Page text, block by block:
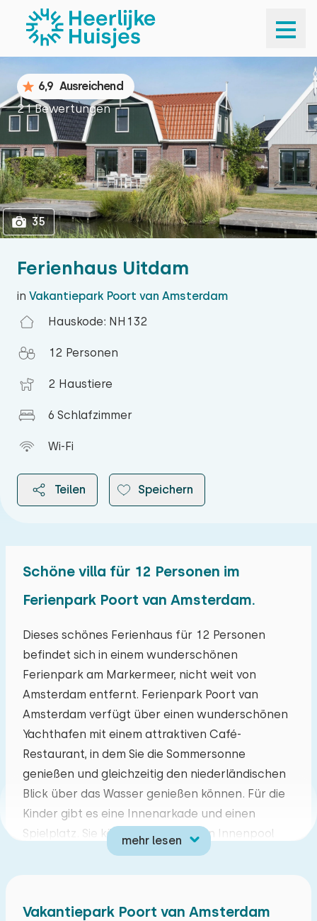
1
Ferienhaus Uitdam
in Vakantiepark Poort van Amsterdam
Hauskode: NH132
12 Personen
2 Haustiere
6 Schlafzimmer
Wi-Fi
Teilen Speichern
6,9 Ausreichend
21 Bewertungen
35
Schöne villa für 12 Personen im
Ferienpark Poort van Amsterdam.
Dieses schönes Ferienhaus für 12 Personen
befindet sich in einem wunderschönen
Ferienpark am Markermeer, nicht weit von
Amsterdam entfernt. Ferienpark Poort van
Amsterdam verfügt über einen wunderschönen
Yachthafen mit einem attraktiven Café-
Restaurant, in dem Sie die Sommersonne
genießen und gleichzeitig den niederländischen
Blick über das Wasser genießen können. Für die
Kinder gibt es eine Innenarkade und einen
Spielplatz. Sie können im beheizten Innenpool
schwimmen. Es gibt auch einen Minigolfplatz und
Fahrräder werden gemietet. In der Nähe
Monnickendam, Edam-Volendam und Hoorn, die
mehr lesen
August 2026
Mo Di Mi Do Fr Sa
27 28 29 30 31 01
03 04 05 06 07 08
10 11 12 13 14 15 16
17 18 19 20 21 22
Vakantiepark Poort van Amsterdam